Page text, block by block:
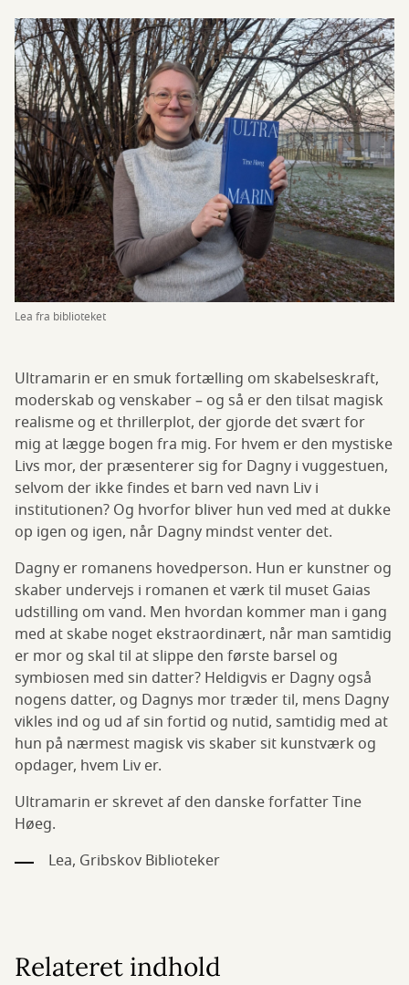
Lea fra biblioteket
Ultramarin er en smuk fortælling om skabelseskraft,
moderskab og venskaber – og så er den tilsat magisk
realisme og et thrillerplot, der gjorde det svært for
mig at lægge bogen fra mig. For hvem er den mystiske
Livs mor, der præsenterer sig for Dagny i vuggestuen,
selvom der ikke findes et barn ved navn Liv i
institutionen? Og hvorfor bliver hun ved med at dukke
op igen og igen, når Dagny mindst venter det.
Dagny er romanens hovedperson. Hun er kunstner og
skaber undervejs i romanen et værk til muset Gaias
udstilling om vand. Men hvordan kommer man i gang
med at skabe noget ekstraordinært, når man samtidig
er mor og skal til at slippe den første barsel og
symbiosen med sin datter? Heldigvis er Dagny også
nogens datter, og Dagnys mor træder til, mens Dagny
vikles ind og ud af sin fortid og nutid, samtidig med at
hun på nærmest magisk vis skaber sit kunstværk og
opdager, hvem Liv er.
Ultramarin er skrevet af den danske forfatter Tine
Høeg.
Lea, Gribskov Biblioteker
Relateret indhold